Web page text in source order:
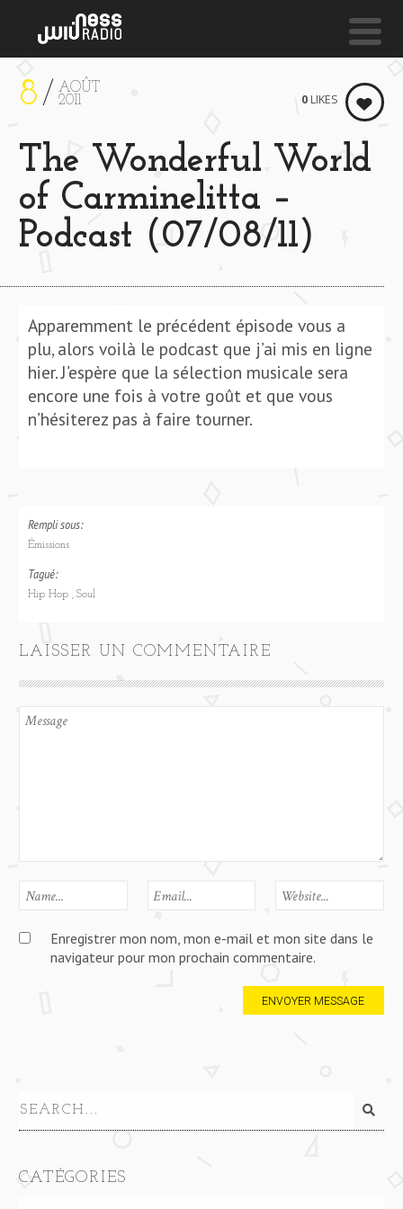
READY OR NOT (EDIT) (IVORY COAST) ****
Sango
NESS LIVE !
8
AOÛT
2011
The Wonderful World
of Carminelitta –
Podcast (07/08/11)
0 LIKES
Apparemment le précédent épisode vous a
plu, alors voilà le podcast que j’ai mis en ligne
hier. J’espère que la sélection musicale sera
encore une fois à votre goût et que vous
n’hésiterez pas à faire tourner.
Rempli sous:
Émissions
Tagué:
Hip Hop Soul
LAISSER UN COMMENTAIRE
Enregistrer mon nom, mon e-mail et mon site dans le
navigateur pour mon prochain commentaire.
CATÉGORIES